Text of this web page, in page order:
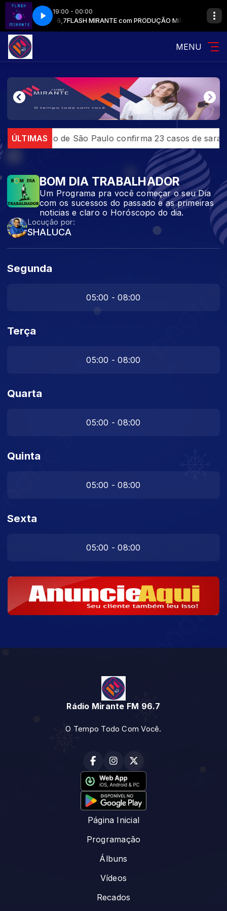
19:00 - 00:00
MIRANTE 96,7 FLASH MIRANTE com PRODUÇÃO MIRANTE 96,7
MENU
ÚLTIMAS
Estado de São Paulo confirma 23 casos de
BOM DIA TRABALHADOR
Um Programa pra você começar o seu Dia
com os sucessos do passado e as primeiras
noticias e claro o Horóscopo do dia.
Locução por:
SHALUCA
Segunda
05:00 - 08:00
Terça
05:00 - 08:00
Quarta
05:00 - 08:00
Quinta
05:00 - 08:00
Sexta
05:00 - 08:00
Rádio Mirante FM 96.7
O Tempo Todo Com Você.
Página Inicial
Programação
Álbuns
Vídeos
Recados